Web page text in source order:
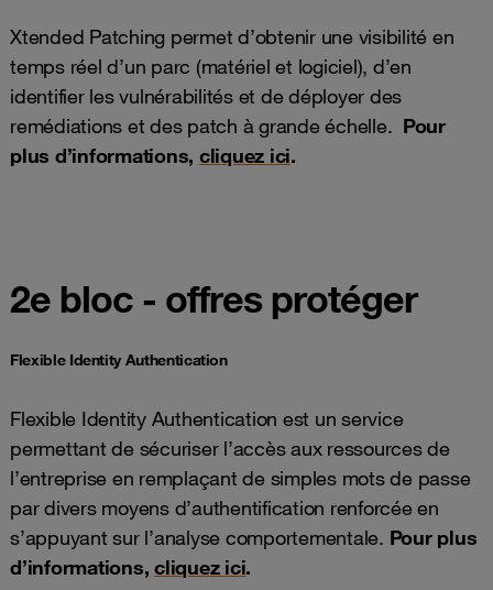
Xtended Patching permet d’obtenir une visibilité en
temps réel d’un parc (matériel et logiciel), d’en
identifier les vulnérabilités et de déployer des
remédiations et des patch à grande échelle. Pour
plus d’informations, cliquez ici.
2e bloc - offres protéger
Flexible Identity Authentication
Flexible Identity Authentication est un service
permettant de sécuriser l’accès aux ressources de
l’entreprise en remplaçant de simples mots de passe
par divers moyens d’authentification renforcée en
s’appuyant sur l’analyse comportementale. Pour plus
d’informations, cliquez ici.